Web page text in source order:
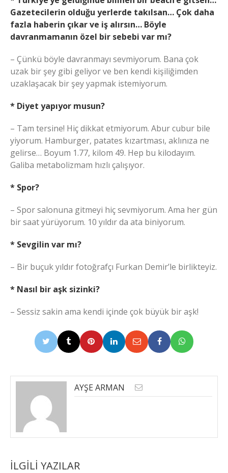
Gazetecilerin olduğu yerlerde takılsan… Çok daha
fazla haberin çıkar ve iş alırsın… Böyle
davranmamanın özel bir sebebi var mı?
– Çünkü böyle davranmayı sevmiyorum. Bana çok
uzak bir şey gibi geliyor ve ben kendi kişiliğimden
uzaklaşacak bir şey yapmak istemiyorum.
* Diyet yapıyor musun?
– Tam tersine! Hiç dikkat etmiyorum. Abur cubur bile
yiyorum. Hamburger, patates kızartması, aklınıza ne
gelirse… Boyum 1.77, kilom 49. Hep bu kilodayım.
Galiba metabolizmam hızlı çalışıyor.
* Spor?
– Spor salonuna gitmeyi hiç sevmiyorum. Ama her gün
bir saat yürüyorum. 10 yıldır da ata biniyorum.
* Sevgilin var mı?
– Bir buçuk yıldır fotoğrafçı Furkan Demir’le birlikteyiz.
* Nasıl bir aşk sizinki?
– Sessiz sakin ama kendi içinde çok büyük bir aşk!
AYŞE ARMAN
İLGILI YAZILAR